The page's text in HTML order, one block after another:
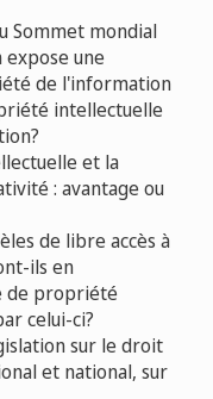
Sommet mondial
une
de l'information
intellectuelle
et la
: avantage ou
de libre accès à
ils en
de propriété
celui-ci?
sur le droit
et national, sur